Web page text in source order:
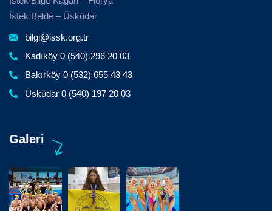
İstek Belde – Üsküdar
bilgi@issk.org.tr
Kadıköy 0 (540) 296 20 03
Bakırköy 0 (532) 655 43 43
Üsküdar 0 (540) 197 20 03
Galeri